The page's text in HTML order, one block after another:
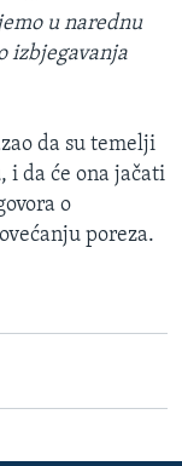
u narednu
izbjegavanja
da su temelji
i da će ona jačati
o
poreza.